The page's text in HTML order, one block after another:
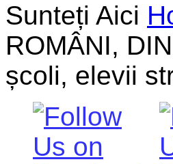
Sunteți Aici
ROMÂNI,
școli, elevii